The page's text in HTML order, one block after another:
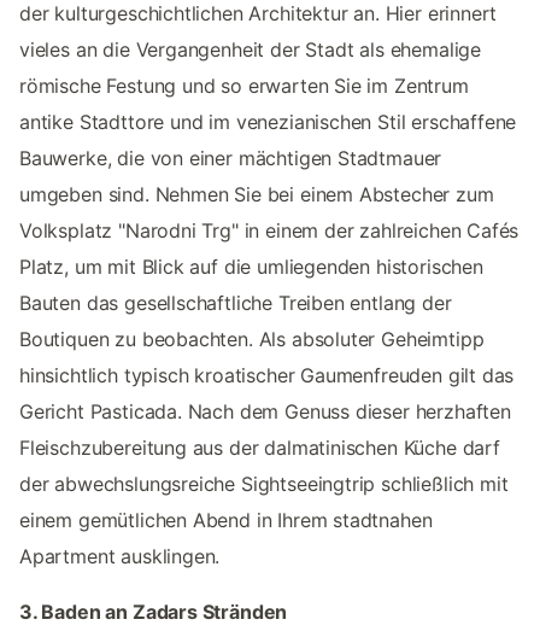
der kulturgeschichtlichen Architektur an. Hier erinnert
vieles an die Vergangenheit der Stadt als ehemalige
römische Festung und so erwarten Sie im Zentrum
antike Stadttore und im venezianischen Stil erschaffene
Bauwerke, die von einer mächtigen Stadtmauer
umgeben sind. Nehmen Sie bei einem Abstecher zum
Volksplatz "Narodni Trg" in einem der zahlreichen Cafés
Platz, um mit Blick auf die umliegenden historischen
Bauten das gesellschaftliche Treiben entlang der
Boutiquen zu beobachten. Als absoluter Geheimtipp
hinsichtlich typisch kroatischer Gaumenfreuden gilt das
Gericht Pasticada. Nach dem Genuss dieser herzhaften
Fleischzubereitung aus der dalmatinischen Küche darf
der abwechslungsreiche Sightseeingtrip schließlich mit
einem gemütlichen Abend in Ihrem stadtnahen
Apartment ausklingen.
3. Baden an Zadars Stränden